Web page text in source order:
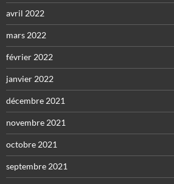
avril 2022
mars 2022
février 2022
janvier 2022
décembre 2021
novembre 2021
octobre 2021
septembre 2021